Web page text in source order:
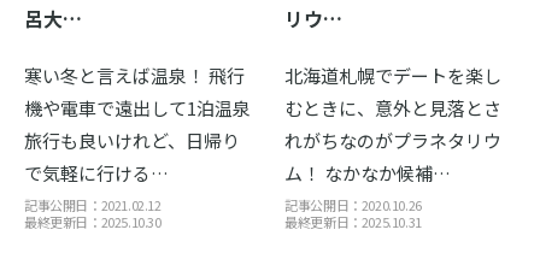
呂大…
寒い冬と言えば温泉！ 飛行
機や電車で遠出して1泊温泉
旅行も良いけれど、日帰り
で気軽に行ける…
記事公開日：2021.02.12
最終更新日：2025.10.30
リウ…
北海道札幌でデートを楽し
むときに、意外と見落とさ
れがちなのがプラネタリウ
ム！ なかなか候補…
記事公開日：2020.10.26
最終更新日：2025.10.31